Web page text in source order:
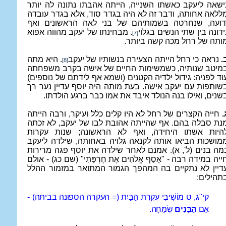
ליעקב כאשתו השנייה, הייתה אהבתו נתונה לה יותר
אחותה, ודבר זה לא היה בגדר סוד, אלא בגדר עובדה
שנחרטה בשמותיהם של בני לאה הראשונים ואף
בין שתי הנשים בגלוי[7]. מבחינתו של יעקב מהווה אפוא
של רחל מכה קשה ביותר.
נראה כי רחל הייתה הצעירה בנשותיו של יעקב[8]. היא מתה
שנותיה, כשמשימות החיים של אישה בקרב משפחתה
לפניה: גידול ילדיה הקטנים (ושמא אף לידתם של נוספים)
עם יעקב אישה. בעת מותה היה יוסף עדיין נער רך
ואילו בנה הנולד איבד את אמו כבר ברגע הולדתו.
חייה הקצרים של רחל לא היו קלים כלל ועיקר, ורבה הייתה
סבלה בהם. אף שהייתה אהובת לבו של יעקב, לא זכתה
אשתו היחידה, ואף לא הראשונה; שנות עקרות
הביאו אותה לקנאה גלויה באחותה, שילדה ליעקב
בנים (ל', א). אמנם לאחר שילדה את יוסף פגה מרירות
במידה רבה - "אָסַף אֱלֹהִים אֶת חֶרְפָּתִי" (שם כג) - אולם
לא נתקיים בה המהפך הגמור המתואר במזמור ההלל
קי"ג, ט מוֹשִׁיבִי עֲקֶרֶת הַבַּיִת (= העקרה הספונה בביתה) -
אֵם הַבָּנִים שְׂמֵחָה.